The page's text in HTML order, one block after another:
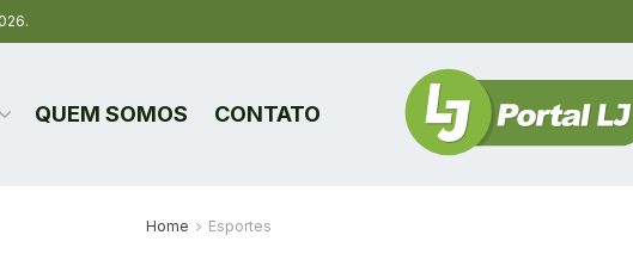
QUEM SOMOS CONTATO
Home Esportes